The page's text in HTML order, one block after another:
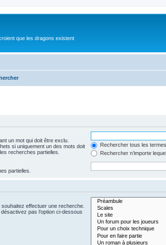
que les dragons existent
un mot qui doit être exclu.
si uniquement un des mots doit
recherches partielles.
Rechercher tous les termes
Rechercher n’importe
partielles.
effectuer une recherche.
pas l’option ci-dessous